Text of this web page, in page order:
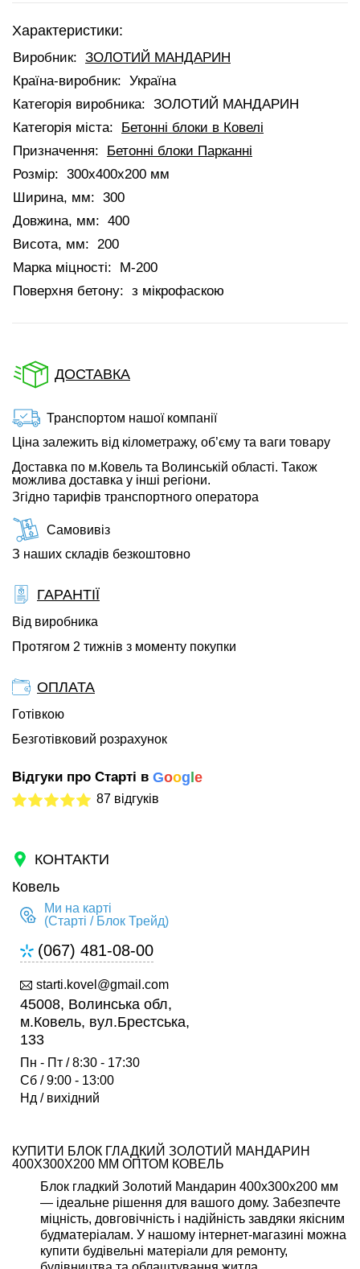
Характеристики:
Виробник: ЗОЛОТИЙ МАНДАРИН
Країна-виробник: Україна
Категорія виробника: ЗОЛОТИЙ МАНДАРИН
Категорія міста:
Бетонні блоки в Ковелі
Призначення:
Бетонні блоки Парканні
Розмір: 300x400x200 мм
Ширина, мм: 300
Довжина, мм: 400
Висота, мм: 200
Марка міцності:
М-200
Поверхня бетону: з мікрофаскою
ДОСТАВКА
Транспортом нашої компанії
Ціна залежить від кілометражу, об’єму та ваги товару
Доставка по м.Ковель та Волинській області. Також
можлива доставка у інші регіони.
Згідно тарифів транспортного оператора
Самовивіз
З наших складів безкоштовно
ГАРАНТІЇ
Від виробника
Протягом 2 тижнів з моменту покупки
ОПЛАТА
Готівкою
Безготівковий розрахунок
Відгуки про Старті в Goog e
87 відгуків
КОНТАКТИ
Ковель
Ми на карті
(Старті / Блок Трейд)
(067) 481-08-00
starti.kovel@gmail.com
45008, Волинська обл,
м.Ковель, вул.Брестська,
133
Пн - Пт / 8:30 - 17:30
Сб / 9:00 - 13:00
Нд / вихідний
КУПИТИ БЛОК ГЛАДКИЙ ЗОЛОТИЙ МАНДАРИН
400Х300Х200 ММ ОПТОМ КОВЕЛЬ
Блок гладкий Золотий Мандарин 400х300х200 мм
— ідеальне рішення для вашого дому. Забезпечте
міцність, довговічність і надійність завдяки якісним
будматеріалам. У нашому інтернет-магазині можна
купити будівельні матеріали для ремонту,